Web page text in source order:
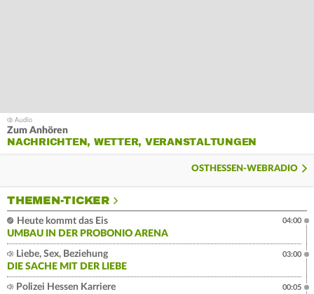
Zum Anhören
NACHRICHTEN, WETTER, VERANSTALTUNGEN
OSTHESSEN-WEBRADIO
THEMEN-TICKER
Heute kommt das Eis
UMBAU IN DER PROBONIO ARENA
04:00
Liebe, Sex, Beziehung
DIE SACHE MIT DER LIEBE
03:00
Polizei Hessen Karriere
00:05